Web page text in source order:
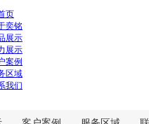
页
奕铭
展示
展示
案例
区域
我们